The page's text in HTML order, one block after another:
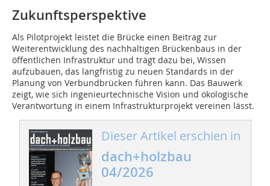
Zukunftsperspektive
Als Pilotprojekt leistet die Brücke einen Beitrag zur
Weiterentwicklung des nachhaltigen Brückenbaus in der
öffentlichen Infrastruktur und trägt dazu bei, Wissen
aufzubauen, das langfristig zu neuen Standards in der
Planung von Verbundbrücken führen kann. Das Bauwerk
zeigt, wie sich ingenieurtechnische Vision und ökologische
Verantwortung in einem Infrastrukturprojekt vereinen lässt.
Dieser Artikel erschien in
dach+holzbau
04/2026